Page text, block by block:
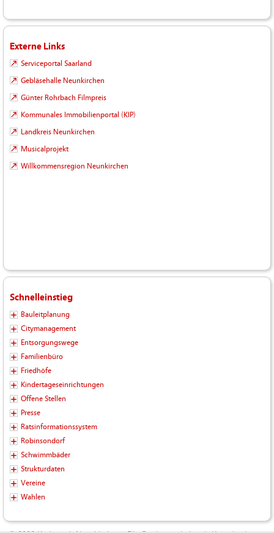
Externe Links
Serviceportal Saarland
Gebläsehalle Neunkirchen
Günter Rohrbach Filmpreis
Kommunales Immobilienportal (KIP)
Landkreis Neunkirchen
Musicalprojekt
Willkommensregion Neunkirchen
Schnelleinstieg
Bauleitplanung
Citymanagement
Entsorgungswege
Familienbüro
Friedhöfe
Kindertageseinrichtungen
Offene Stellen
Presse
Ratsinformationssystem
Robinsondorf
Schwimmbäder
Strukturdaten
Vereine
Wahlen